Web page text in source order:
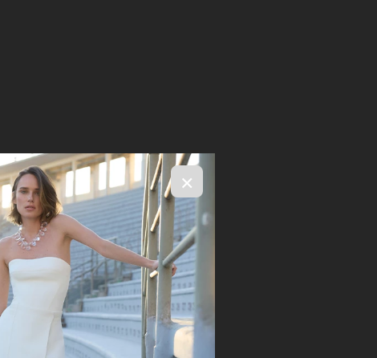
×
R$ 2.546,00
SELECIONE OS TAMANHOS